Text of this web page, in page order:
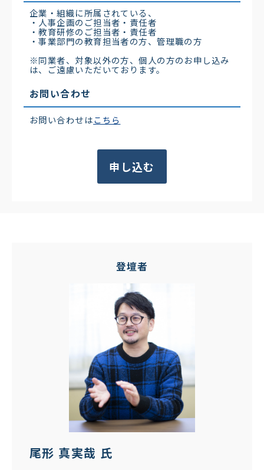
企業・組織に所属されている、
・人事企画のご担当者・責任者
・教育研修のご担当者・責任者
・事業部門の教育担当者の方、管理職の方
※同業者、対象以外の方、個人の方のお申し込み
は、ご遠慮いただいております。
お問い合わせ
お問い合わせはこちら
申し込む
登壇者
尾形 真実哉 氏